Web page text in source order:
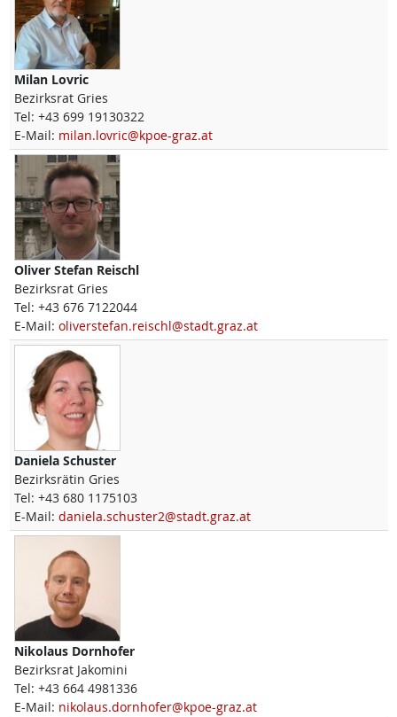
Milan Lovric
Bezirksrat Gries
Tel: +43 699 19130322
E-Mail: milan.lovric@kpoe-graz.at
Oliver Stefan Reischl
Bezirksrat Gries
Tel: +43 676 7122044
E-Mail: oliverstefan.reischl@stadt.graz.at
Daniela Schuster
Bezirksrätin Gries
Tel: +43 680 1175103
E-Mail: daniela.schuster2@stadt.graz.at
Nikolaus Dornhofer
Bezirksrat Jakomini
Tel: +43 664 4981336
E-Mail: nikolaus.dornhofer@kpoe-graz.at